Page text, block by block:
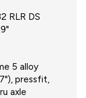
RLR DS
5 alloy
pressfit,
axle